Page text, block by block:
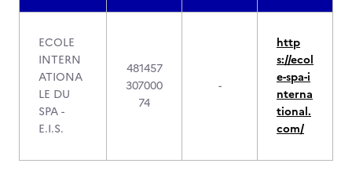
ECOLE
INTERN
ATIONA
LE DU
SPA -
E.I.S.
481457
307000
74
-
http
s://ecol
e-spa-i
nterna
tional.
com/